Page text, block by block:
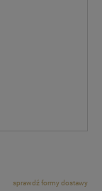
sprawdź formy dostawy